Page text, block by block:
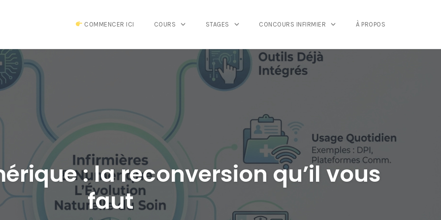
COMMENCER ICI COURS STAGES CONCOURS INFIRMIER À PROPOS
: la reconversion qu’il vous
faut